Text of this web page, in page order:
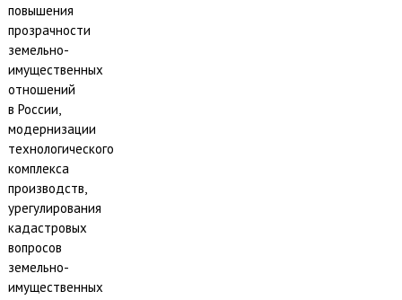
повышения
прозрачности
земельно-
имущественных
отношений
в России,
модернизации
технологического
комплекса
производств,
урегулирования
кадастровых
вопросов
земельно-
имущественных